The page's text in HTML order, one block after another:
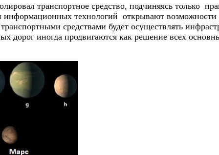
транспортное средство, подчиняясь только
технологий открывают возможности
средствами будет осуществлять
дорог иногда продвигаются как решение всех